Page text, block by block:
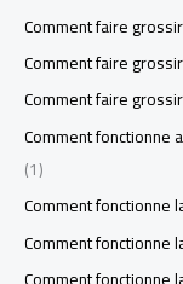
Comment faire
Comment faire
Comment faire
Comment fonctionne
(1)
Comment fonctionne
Comment fonctionne